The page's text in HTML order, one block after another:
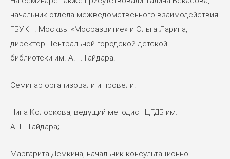
начальник отдела межведомственного взаимодействия
ГБУК г. Москвы «Мосразвитие» и Ольга Ларина,
директор Центральной городской детской
библиотеки им. А.П. Гайдара.
Семинар организовали и провели:
Нина Колоскова, ведущий методист ЦГДБ им.
А. П. Гайдара;
Маргарита Дёмкина, начальник консультационно-